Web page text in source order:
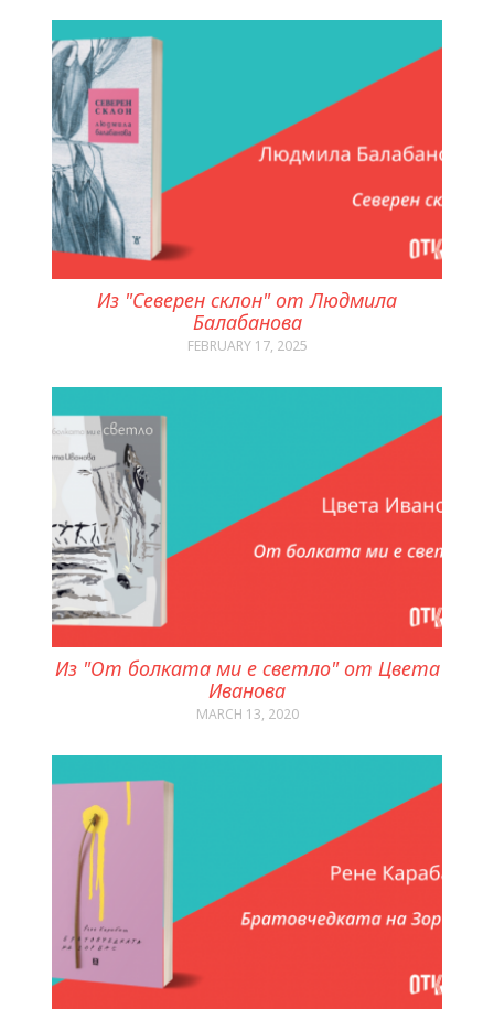
Из "Северен склон" от Людмила
Балабанова
FEBRUARY 17, 2025
Из "От болката ми е светло" от Цвета
Иванова
MARCH 13, 2020